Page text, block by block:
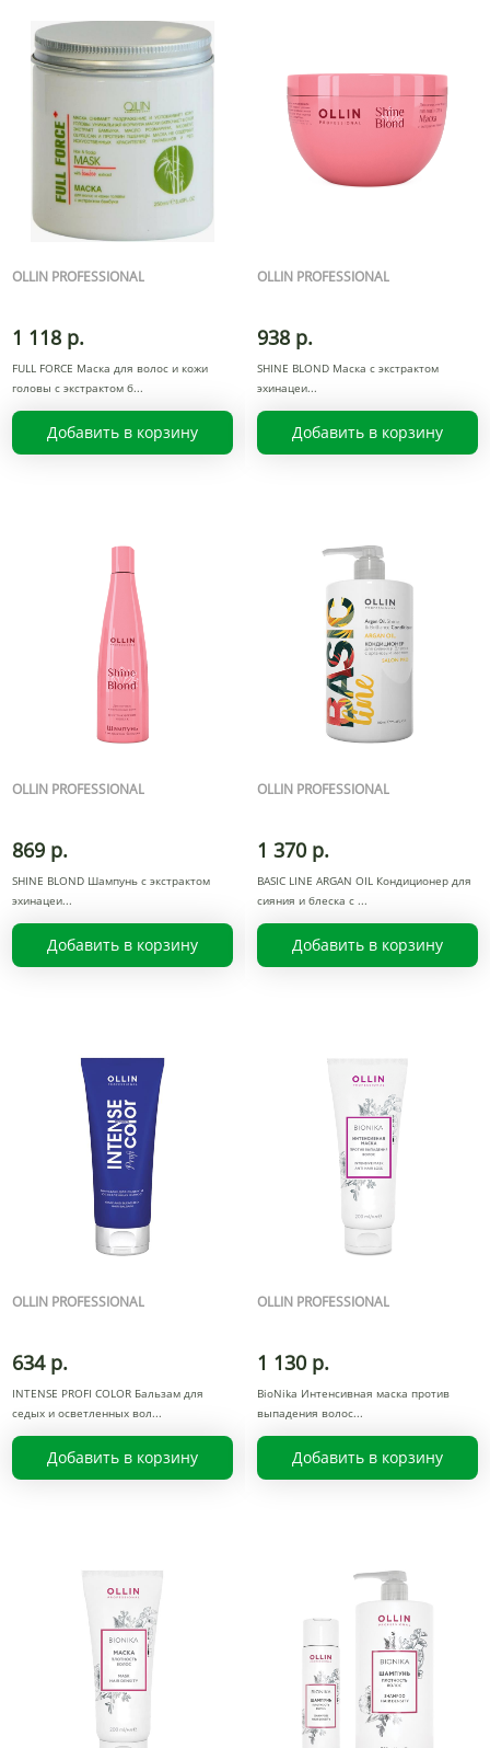
OLLIN PROFESSIONAL
1 118 р.
FULL FORCE Маска для волос и кожи
головы с экстрактом б
Добавить в корзину
OLLIN PROFESSIONAL
938 р.
SHINE BLOND Маска с экстрактом
эхинацеи
Добавить в корзину
OLLIN PROFESSIONAL
869 р.
SHINE BLOND Шампунь с экстрактом
эхинацеи
Добавить в корзину
OLLIN PROFESSIONAL
1 370 р.
BASIC LINE ARGAN OIL Кондиционер для
сияния и блеска с
Добавить в корзину
OLLIN PROFESSIONAL
634 р.
INTENSE PROFI COLOR Бальзам для
седых и осветленных вол
Добавить в корзину
OLLIN PROFESSIONAL
1 130 р.
BioNika Интенсивная маска против
выпадения волос
Добавить в корзину